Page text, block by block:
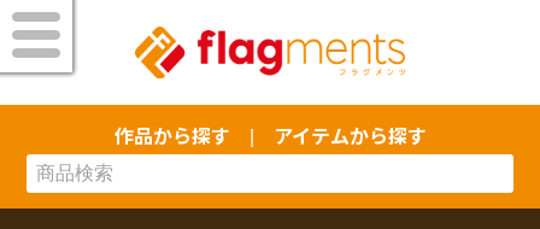
作品から探す アイテムから探す